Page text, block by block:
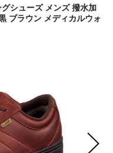
シューズ メンズ 撥水加
ブラウン メディカルウォ